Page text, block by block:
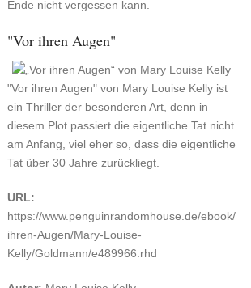
Ende nicht vergessen kann.
"Vor ihren Augen"
"Vor ihren Augen" von Mary Louise Kelly ist
ein Thriller der besonderen Art, denn in
diesem Plot passiert die eigentliche Tat nicht
am Anfang, viel eher so, dass die eigentliche
Tat über 30 Jahre zurückliegt.
URL:
https://www.penguinrandomhouse.de/ebook/Vor-
ihren-Augen/Mary-Louise-
Kelly/Goldmann/e489966.rhd